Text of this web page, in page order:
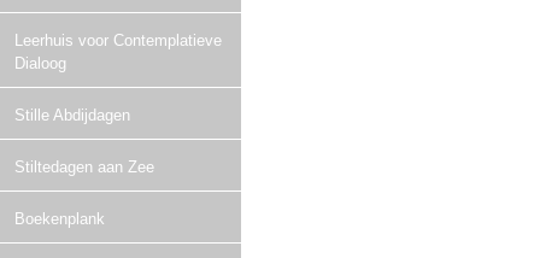
Leerhuis voor Contemplatieve
Dialoog
Stille Abdijdagen
Stiltedagen aan Zee
Boekenplank